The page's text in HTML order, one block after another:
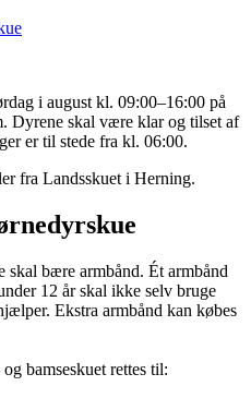
i august kl. 09:00–16:00 på
Dyrene skal være klar og tilset af
er til stede fra kl. 06:00.
fra Landsskuet i Herning.
bære armbånd. Ét armbånd
12 år skal ikke selv bruge
Ekstra armbånd kan købes
bamseskuet rettes til: